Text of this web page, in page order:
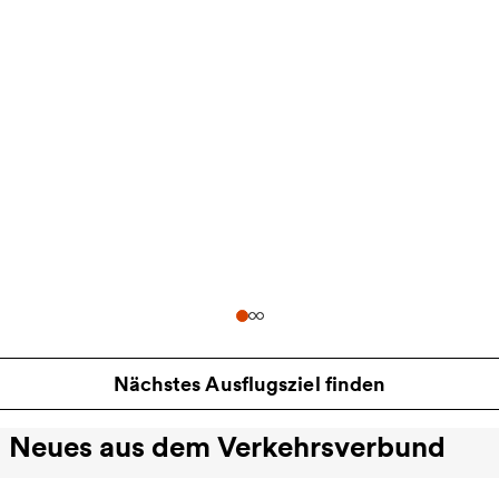
Nächstes Ausflugsziel finden
Neues aus dem Verkehrsverbund